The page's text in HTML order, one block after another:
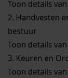
Toon details
2. Handvesten
bestuur
Toon details
3. Keuren en
Toon details